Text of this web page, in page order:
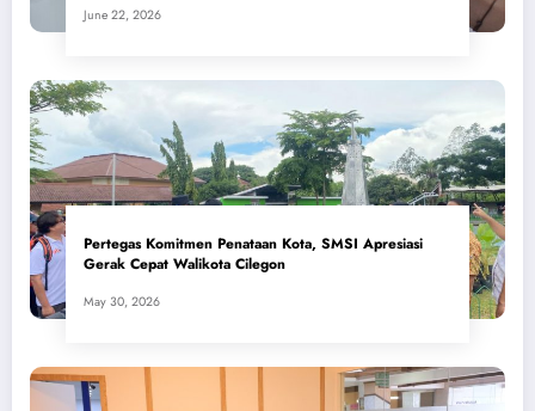
June 22, 2026
Pertegas Komitmen Penataan Kota, SMSI Apresiasi
Gerak Cepat Walikota Cilegon
May 30, 2026